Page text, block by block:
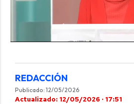
REDACCIÓN
Publicado: 12/05/2026
Actualizado: 12/05/2026 · 17:51